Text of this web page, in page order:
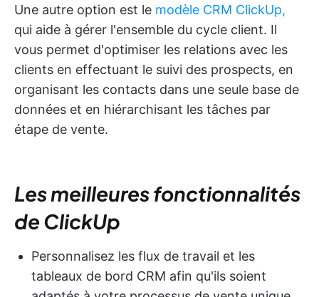
Une autre option est le modèle CRM ClickUp,
qui aide à gérer l'ensemble du cycle client. Il
vous permet d'optimiser les relations avec les
clients en effectuant le suivi des prospects, en
organisant les contacts dans une seule base de
données et en hiérarchisant les tâches par
étape de vente.
Les meilleures fonctionnalités
de ClickUp
Personnalisez les flux de travail et les
tableaux de bord CRM afin qu'ils soient